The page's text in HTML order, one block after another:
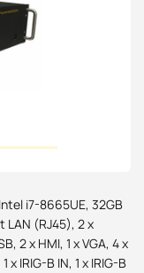
i7-8665UE, 32GB
LAN (RJ45), 2 x
2 x HMI, 1 x VGA, 4 x
x IRIG-B IN, 1 x IRIG-B